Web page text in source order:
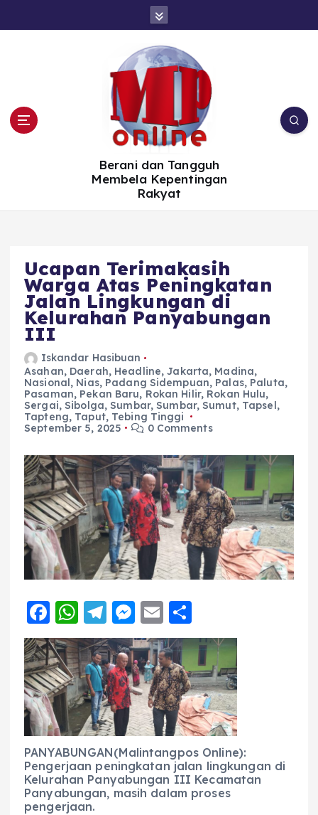
Berani dan Tangguh
Membela Kepentingan
Rakyat
Ucapan Terimakasih
Warga Atas Peningkatan
Jalan Lingkungan di
Kelurahan Panyabungan
III
Iskandar Hasibuan
Asahan, Daerah, Headline,Jakarta, Madina,
Nasional, Nias, Padang Sidempuan, Palas, Paluta,
Pasaman, Pekan Baru, Rokan Hilir, Rokan Hulu,
Sergai,Sibolga,Sumbar,Sumbar,Sumut, Tapsel,
Tapteng, Taput, Tebing Tinggi
September 5, 2025
0 Comments
F
a
c
e
b
o
o
k
W
h
a
ts
A
p
p
T
el
e
g
r
a
m
M
e
ss
e
n
g
er
E
m
ai
l
h
a
re
PANYABUNGAN(Malintangpos Online):
Pengerjaan peningkatan jalan lingkungan di
Kelurahan Panyabungan III Kecamatan
Panyabungan, masih dalam proses
pengerjaan.